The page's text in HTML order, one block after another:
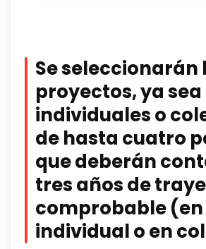
Se seleccionarán
proyectos, ya sea
individuales o
de hasta cuatro
que deberán
tres años de
comprobable (en
individual o en